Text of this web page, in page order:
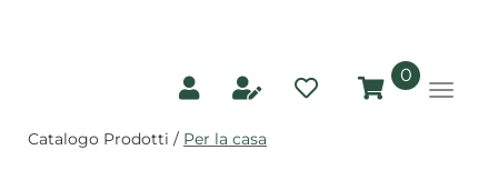
0prodotti
inseriti
Catalogo Prodotti / Per la casa